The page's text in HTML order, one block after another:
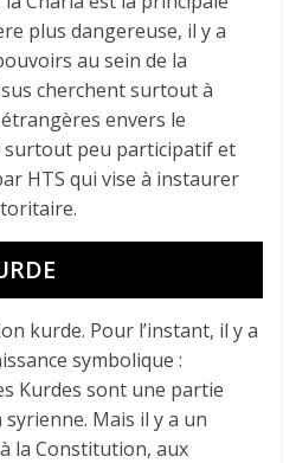
plus dangereuse, il y a
au sein de la
cherchent surtout à
envers le
surtout peu participatif et
HTS qui vise à instaurer
kurde. Pour l’instant, il y a
symbolique :
Kurdes sont une partie
Mais il y a un
la Constitution, aux